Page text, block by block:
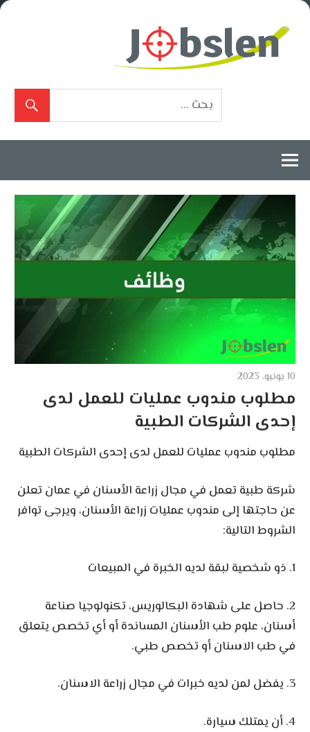
Skip
10 يونيو، 2023
مطلوب مندوب عمليات للعمل لدى
إحدى الشركات الطبية
مطلوب مندوب عمليات للعمل لدى إحدى الشركات الطبية
شركة طبية تعمل في مجال زراعة الأسنان في عمان تعلن
عن حاجتها إلى مندوب عمليات زراعة الأسنان، ويرجى توافر
الشروط التالية:
1. ذو شخصية لبقة لديه الخبرة في المبيعات
2. حاصل على شهادة البكالوريس، تكنولوجيا صناعة
أسنان، علوم طب الأسنان المساندة أو أي تخصص يتعلق
في طب الاسنان أو تخصص طبي.
3. يفضل لمن لديه خبرات في مجال زراعة الاسنان.
4. أن يمتلك سيارة.